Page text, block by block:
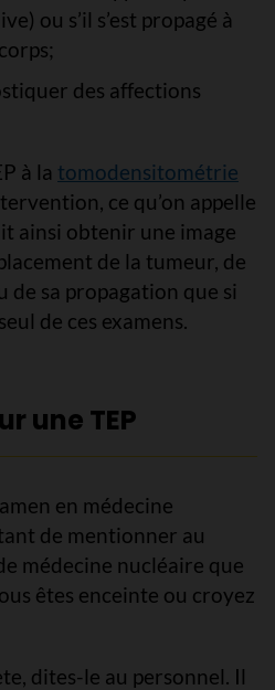
ou s’il s’est propagé à
des affections
à la tomodensitométrie
ce qu’on appelle
ainsi obtenir une image
de la tumeur, de
de sa propagation que si
de ces examens.
une TEP
en médecine
de mentionner au
médecine nucléaire que
êtes enceinte ou croyez
dites-le au personnel. Il